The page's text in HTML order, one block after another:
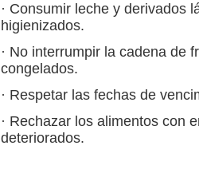
· Consumir leche y derivados
higienizados.
· No interrumpir la cadena de
congelados.
· Respetar las fechas de
· Rechazar los alimentos con
deteriorados.